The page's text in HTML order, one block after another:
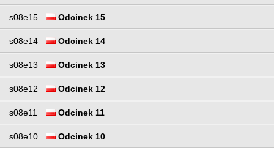
s08e15 Odcinek 15
s08e14 Odcinek 14
s08e13 Odcinek 13
s08e12 Odcinek 12
s08e11 Odcinek 11
s08e10 Odcinek 10